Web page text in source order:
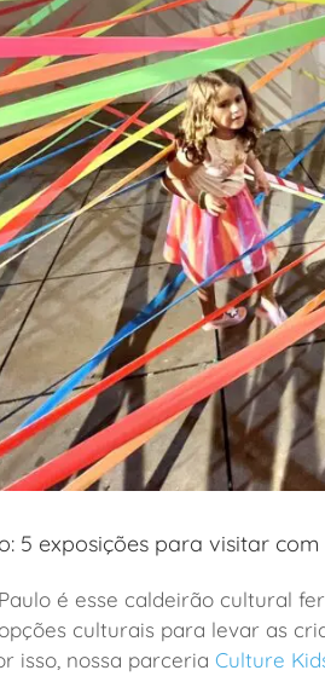
5 exposições para visitar
é esse caldeirão cultural
culturais para levar as
isso, nossa parceria Culture